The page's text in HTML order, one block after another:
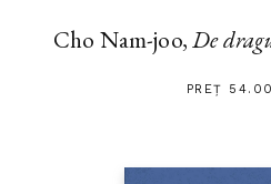
Cho Nam-joo,De
PREȚ